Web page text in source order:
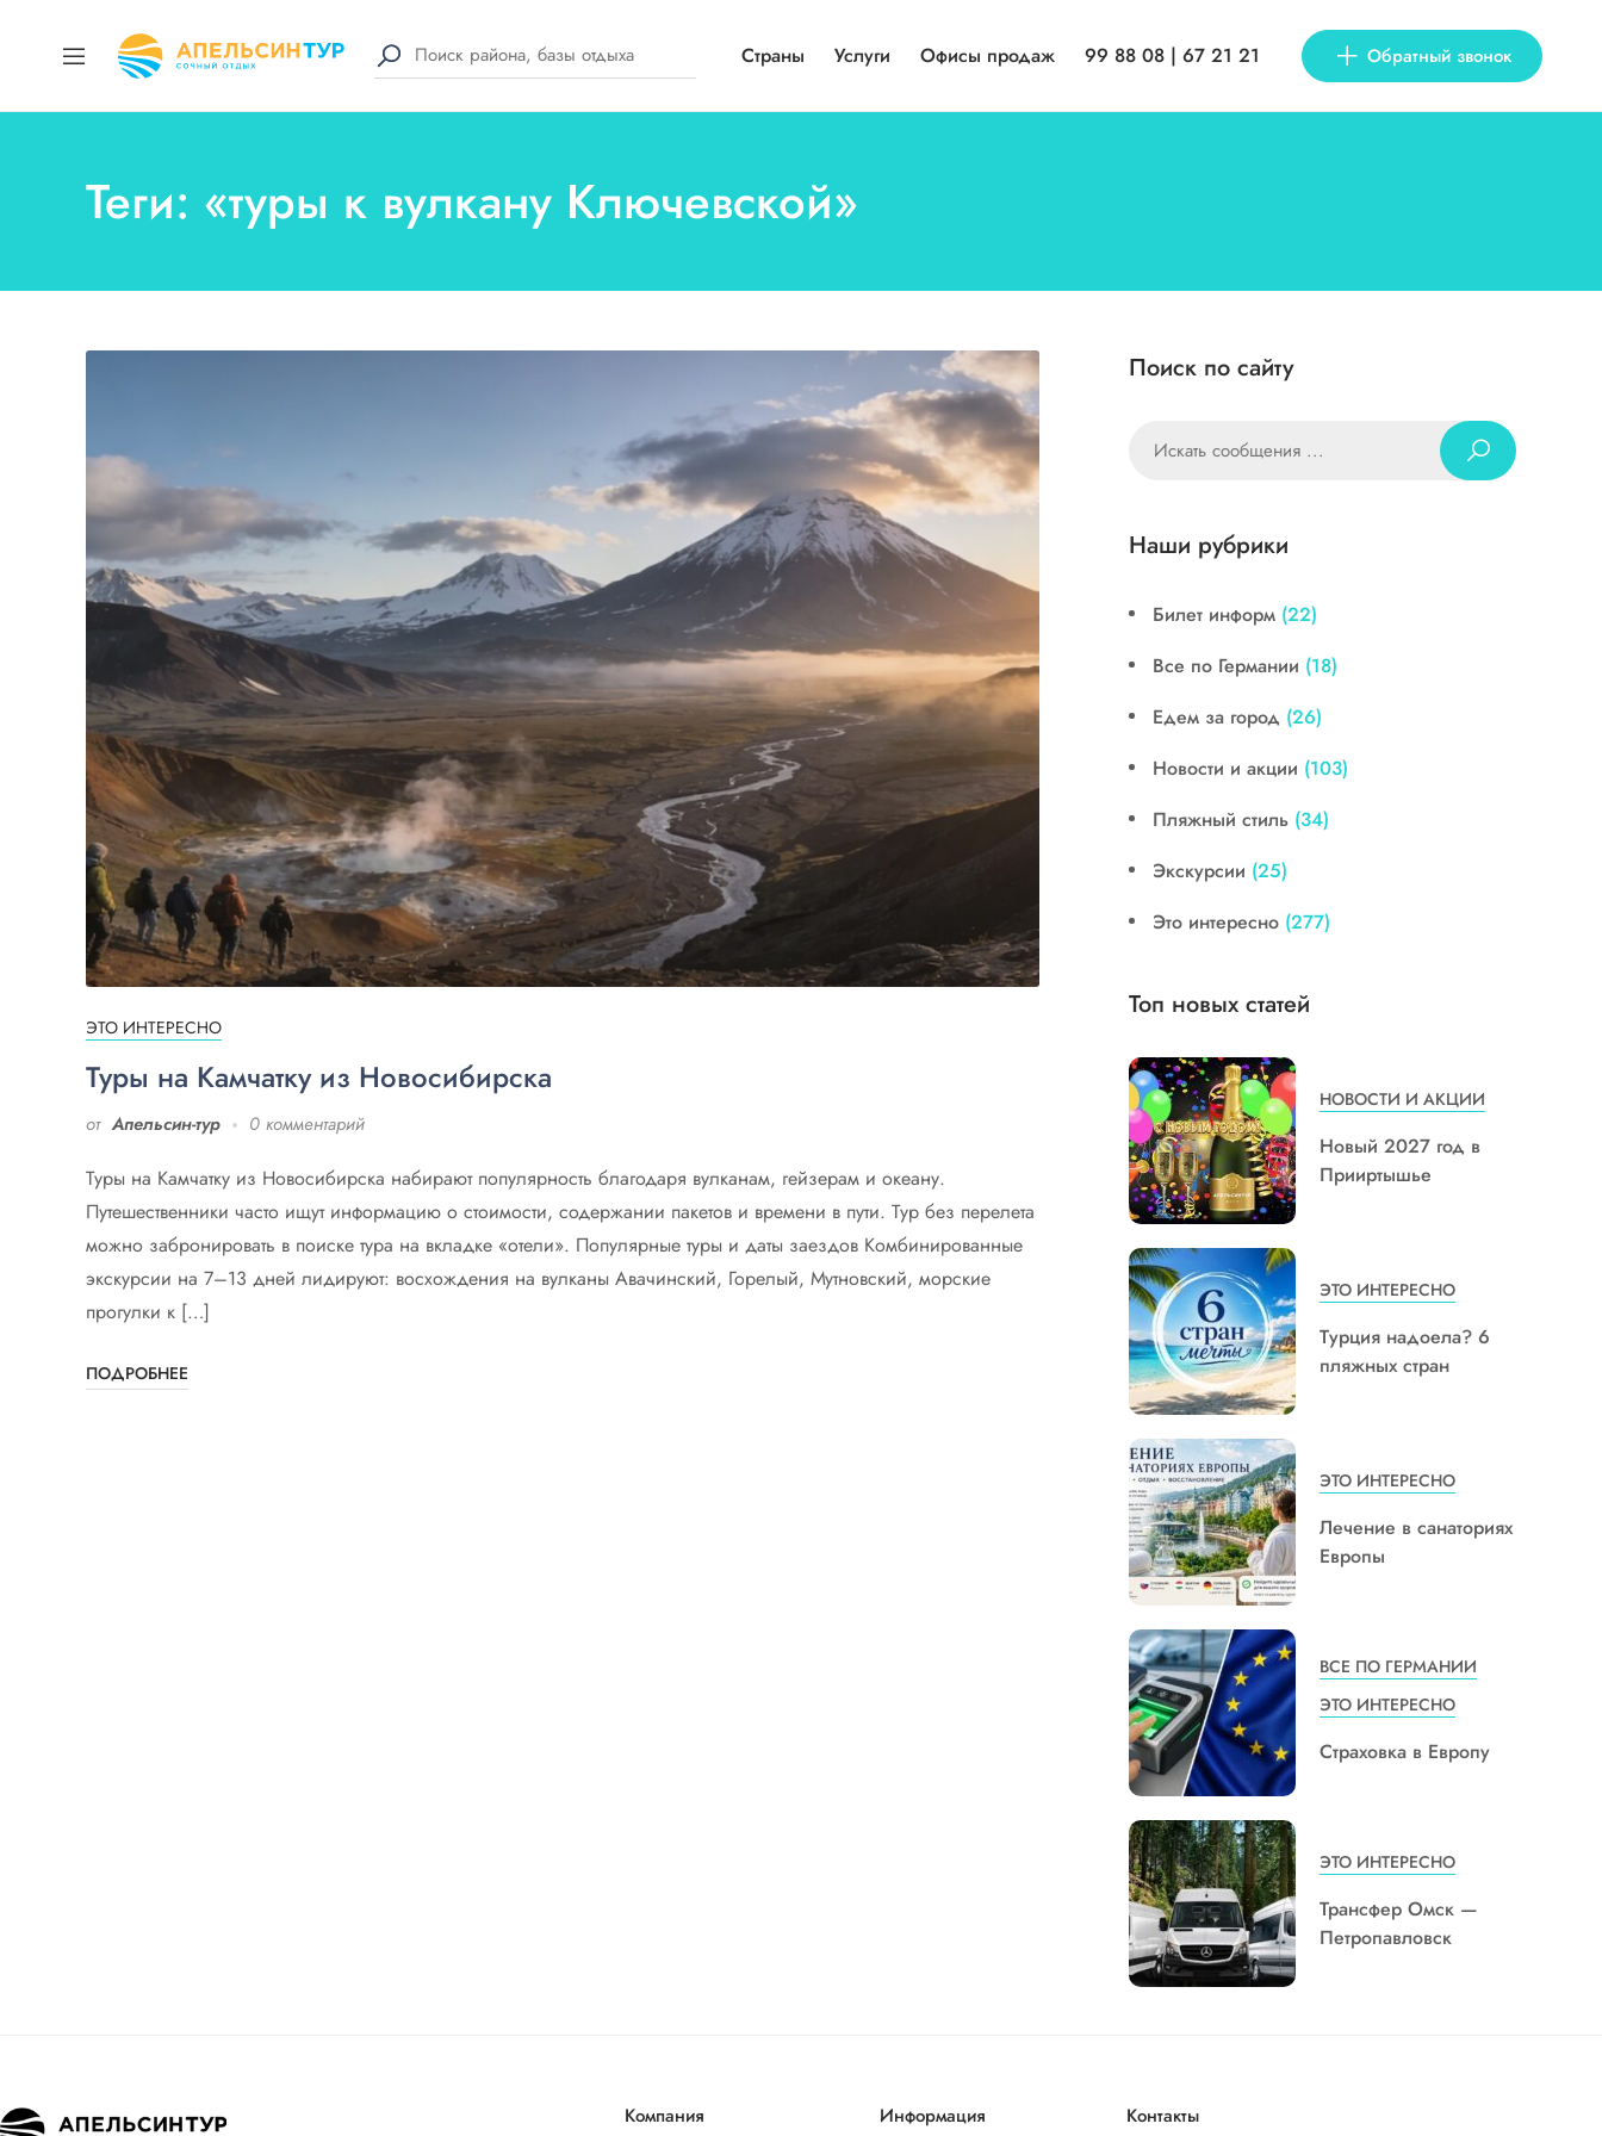
Страны Услуги Офисы продаж 99 88 08 | 67 21 21 Обратный звонок
Теги: «туры к вулкану Ключевской»
ЭТО ИНТЕРЕСНО
Туры на Камчатку из Новосибирска
от Апельсин-тур 0 комментарий
Туры на Камчатку из Новосибирска набирают популярность благодаря вулканам, гейзерам и океану.
Путешественники часто ищут информацию о стоимости, содержании пакетов и времени в пути. Тур без перелета
можно забронировать в поиске тура на вкладке «отели». Популярные туры и даты заездов Комбинированные
экскурсии на 7–13 дней лидируют: восхождения на вулканы Авачинский, Горелый, Мутновский, морские
прогулки к […]
ПОДРОБНЕЕ
Поиск по сайту
Наши рубрики
Билет информ (22)
Все по Германии (18)
Едем за город (26)
Новости и акции (103)
Пляжный стиль (34)
Экскурсии (25)
Это интересно (277)
Топ новых статей
НОВОСТИ И АКЦИИ
Новый 2027 год в
Прииртышье
ЭТО ИНТЕРЕСНО
Турция надоела? 6
пляжных стран
ЭТО ИНТЕРЕСНО
Лечение в санаториях
Европы
ВСЕ ПО ГЕРМАНИИ
ЭТО ИНТЕРЕСНО
Страховка в Европу
ЭТО ИНТЕРЕСНО
Трансфер Омск —
Петропавловск
Компания Информация Контакты